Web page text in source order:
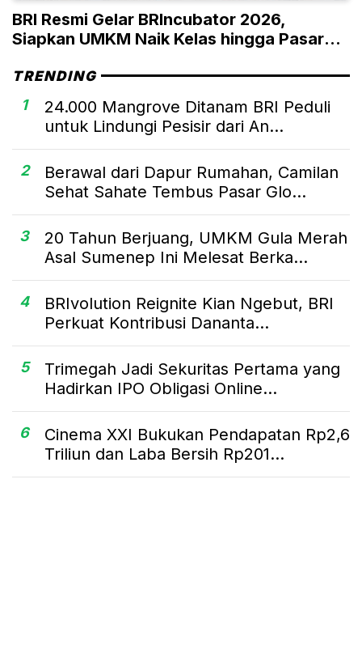
BRI Resmi Gelar BRIncubator 2026,
Siapkan UMKM Naik Kelas hingga Pasar
TRENDING
1
24.000 Mangrove Ditanam BRI Peduli
untuk Lindungi Pesisir dari An...
2
Berawal dari Dapur Rumahan, Camilan
Sehat Sahate Tembus Pasar Glo...
3
20 Tahun Berjuang, UMKM Gula Merah
Asal Sumenep Ini Melesat Berka...
4
BRIvolution Reignite Kian Ngebut, BRI
Perkuat Kontribusi Dananta...
5
Trimegah Jadi Sekuritas Pertama yang
Hadirkan IPO Obligasi Online...
6
Cinema XXI Bukukan Pendapatan Rp2,6
Triliun dan Laba Bersih Rp201...